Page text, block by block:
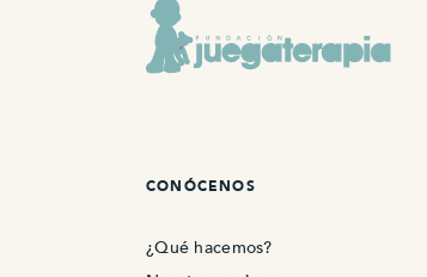
CONÓCENOS
¿Qué hacemos?